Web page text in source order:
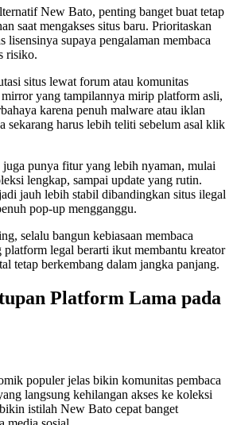
New Bato, penting banget buat tetap
saat mengakses situs baru. Prioritaskan
lisensinya supaya pengalaman membaca
risiko.
situs lewat forum atau komunitas
yang tampilannya mirip platform asli,
karena penuh malware atau iklan
sekarang harus lebih teliti sebelum asal klik
punya fitur yang lebih nyaman, mulai
lengkap, sampai update yang rutin.
jauh lebih stabil dibandingkan situs ilegal
pop-up mengganggu.
selalu bangun kebiasaan membaca
platform legal berarti ikut membantu kreator
tetap berkembang dalam jangka panjang.
Platform Lama pada
populer jelas bikin komunitas pembaca
langsung kehilangan akses ke koleksi
istilah New Bato cepat banget